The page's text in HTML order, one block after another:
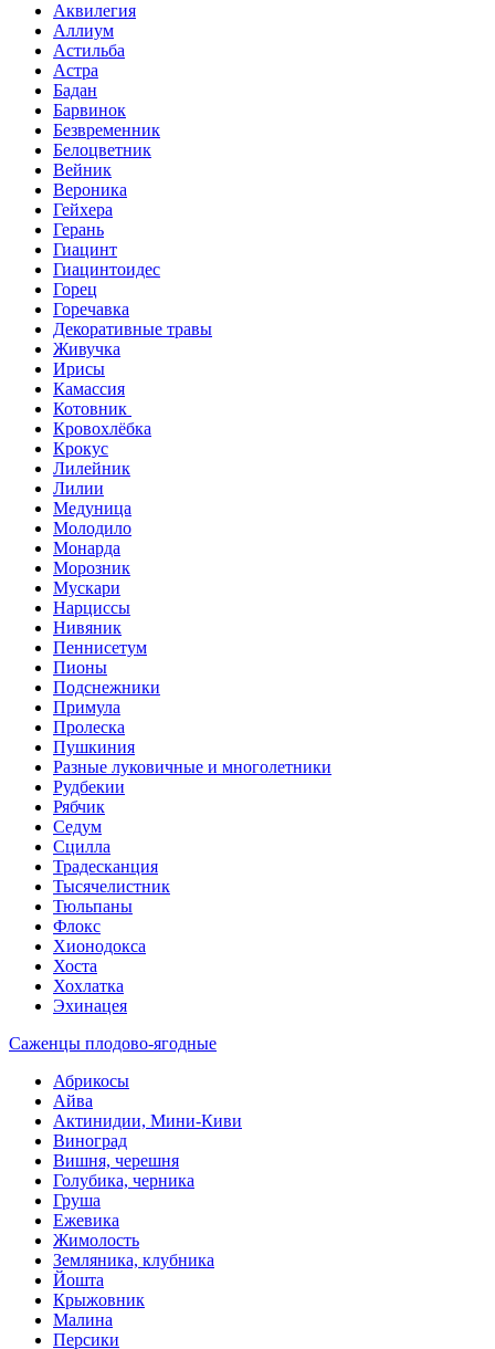
Аквилегия
Аллиум
Астильба
Астра
Бадан
Барвинок
Безвременник
Белоцветник
Вейник
Вероника
Гейхера
Герань
Гиацинт
Гиацинтоидес
Горец
Горечавка
Декоративные травы
Живучка
Ирисы
Камассия
Котовник
Кровохлёбка
Крокус
Лилейник
Лилии
Медуница
Молодило
Монарда
Морозник
Мускари
Нарциссы
Нивяник
Пеннисетум
Пионы
Подснежники
Примула
Пролеска
Пушкиния
Разные луковичные и многолетники
Рудбекии
Рябчик
Седум
Сцилла
Традесканция
Тысячелистник
Тюльпаны
Флокс
Хионодокса
Хоста
Хохлатка
Эхинацея
Саженцы плодово-ягодные
Абрикосы
Айва
Актинидии, Мини-Киви
Виноград
Вишня, черешня
Голубика, черника
Груша
Ежевика
Жимолость
Земляника, клубника
Йошта
Крыжовник
Малина
Персики